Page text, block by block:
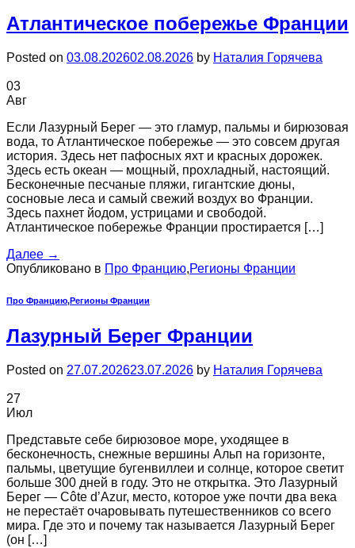
Атлантическое побережье Франции
Posted on 03.08.202602.08.2026 by Наталия Горячева
03
Авг
Если Лазурный Берег — это гламур, пальмы и бирюзовая
вода, то Атлантическое побережье — это совсем другая
история. Здесь нет пафосных яхт и красных дорожек.
Здесь есть океан — мощный, прохладный, настоящий.
Бесконечные песчаные пляжи, гигантские дюны,
сосновые леса и самый свежий воздух во Франции.
Здесь пахнет йодом, устрицами и свободой.
Атлантическое побережье Франции простирается […]
Далее →
Опубликовано в Про Францию,Регионы Франции
Про Францию,Регионы Франции
Лазурный Берег Франции
Posted on 27.07.202623.07.2026 by Наталия Горячева
27
Июл
Представьте себе бирюзовое море, уходящее в
бесконечность, снежные вершины Альп на горизонте,
пальмы, цветущие бугенвиллеи и солнце, которое светит
больше 300 дней в году. Это не открытка. Это Лазурный
Берег — Côte d’Azur, место, которое уже почти два века
не перестаёт очаровывать путешественников со всего
мира. Где это и почему так называется Лазурный Берег
(он […]